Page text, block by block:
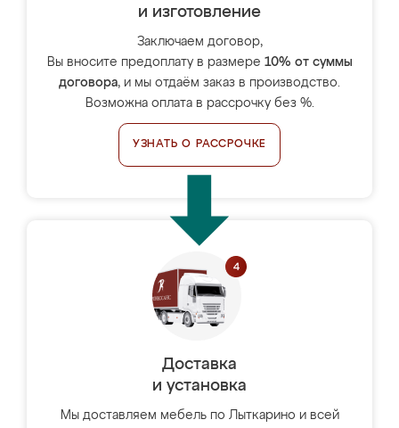
и изготовление
Заключаем договор,
Вы вносите предоплату в размере 10% от суммы
договора, и мы отдаём заказ в производство.
Возможна оплата в рассрочку без %.
УЗНАТЬ О РАССРОЧКЕ
Доставка
и установка
Мы доставляем мебель по Лыткарино и всей